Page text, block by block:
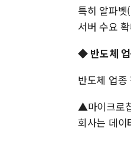
특히 알파
서버 수요
◆반도체
반도체 업
▲마이크로
회사는 데이